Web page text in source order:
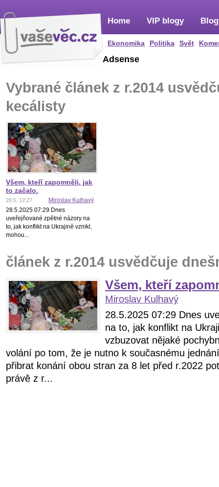
Home
Ekonomika Politika Svět
VIP blogy
Adsense
Vybrané článek z r.2014
kecálisty
Všem, kteří zapomněli, jak
to začalo.
28.5. 12:27
Miroslav Kulhavý
28.5.2025 07:29 Dnes
uveřejňované zpětné názory na
to, jak konflikt na Ukrajině vznikl,
mohou...
článek z r.2014 usvědčuje
Všem, kteří
Miroslav Kulhavý
28.5.2025 07:29 Dnes
na to, jak konflikt na
vzbuzovat nějaké
volání po tom, že je nutno k současnému
přibrat konání obou stran za 8 let před r.2022
právě z r...